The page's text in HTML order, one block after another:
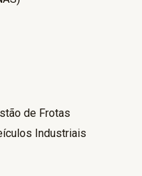
de Frotas
Industriais